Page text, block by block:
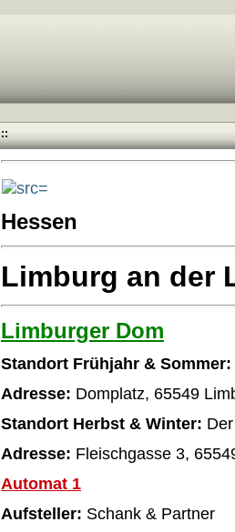
::
Hessen
Limburg an der
Limburger Dom
Standort Frühjahr & Sommer:
Adresse: Domplatz, 65549
Standort Herbst & Winter:
Adresse: Fleischgasse 3,
Automat 1
Aufsteller: Schank & Partner